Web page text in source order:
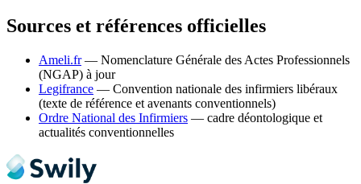
Sources et références officielles
Ameli.fr — Nomenclature Générale des Actes Professionnels
(NGAP) à jour
Legifrance — Convention nationale des infirmiers libéraux
(texte de référence et avenants conventionnels)
Ordre National des Infirmiers — cadre déontologique et
actualités conventionnelles